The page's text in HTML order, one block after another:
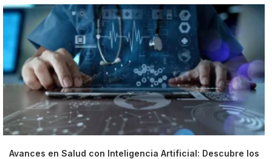
Avances en Salud con Inteligencia Artificial: Descubre los